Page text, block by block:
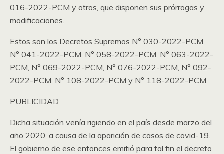
016-2022-PCM y otros, que disponen sus prórrogas y
modificaciones.
Estos son los Decretos Supremos N° 030-2022-PCM,
N° 041-2022-PCM, N° 058-2022-PCM, N° 063-2022-
PCM, N° 069-2022-PCM, N° 076-2022-PCM, N° 092-
2022-PCM, N° 108-2022-PCM y N° 118-2022-PCM.
PUBLICIDAD
Dicha situación venía rigiendo en el país desde marzo del
año 2020, a causa de la aparición de casos de covid-19.
El gobierno de ese entonces emitió para tal fin el decreto